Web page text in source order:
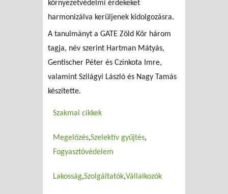
környezetvédelmi érdekeket
harmonizálva kerüljenek kidolgozásra.
A tanulmányt a GATE Zöld Kör három
tagja, név szerint Hartman Mátyás,
Gentischer Péter és Czinkota Imre,
valamint Szilágyi László és Nagy Tamás
készítette.
Szakmai cikkek
Megelőzés Szelektív gyűjtés
Fogyasztóvédelem
Lakosság Szolgáltatók Vállalkozók